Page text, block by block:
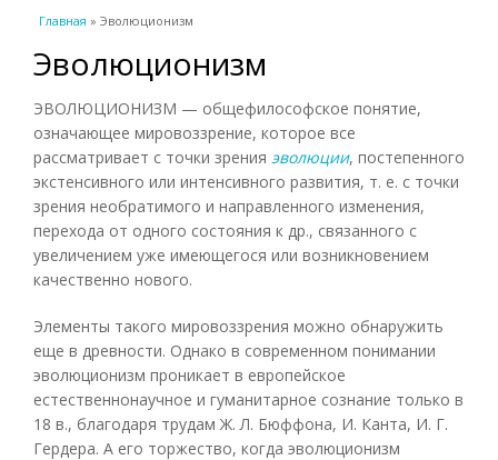
Вы здесь
Главная » Эволюционизм
Эволюционизм
ЭВОЛЮЦИОНИЗМ — общефилософское понятие,
означающее мировоззрение, которое все
рассматривает с точки зрения эволюции, постепенного
экстенсивного или интенсивного развития, т. е. с точки
зрения необратимого и направленного изменения,
перехода от одного состояния к др., связанного с
увеличением уже имеющегося или возникновением
качественно нового.
Элементы такого мировоззрения можно обнаружить
еще в древности. Однако в современном понимании
эволюционизм проникает в европейское
естественнонаучное и гуманитарное сознание только в
18 в., благодаря трудам Ж. Л. Бюффона, И. Канта, И. Г.
Гердера. А его торжество, когда эволюционизм